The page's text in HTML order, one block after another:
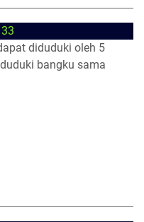
diduduki oleh 5
bangku sama